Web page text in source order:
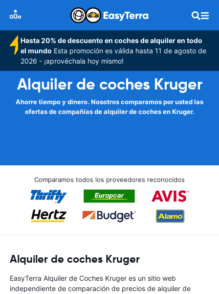
Hasta 20% de descuento en coches de alquiler en todo
el mundo Esta promoción es válida hasta 11 de agosto de
2026 - ¡aprovéchala hoy mismo!
Alquiler de coches Kruger
Ahorre tiempo y dinero. Nosotros comparamos por usted las
ofertas de compañías de alquiler de coches en Kruger.
Comparamos todos los proveedores reconocidos
Alquiler de coches Kruger
EasyTerra Alquiler de Coches Kruger es un sitio web
independiente de comparación de precios de alquiler de